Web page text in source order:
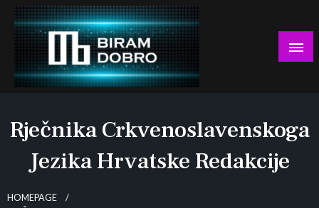
Skip
content
Rječnika Crkvenoslavenskoga
Jezika Hrvatske Redakcije
HOMEPAGE